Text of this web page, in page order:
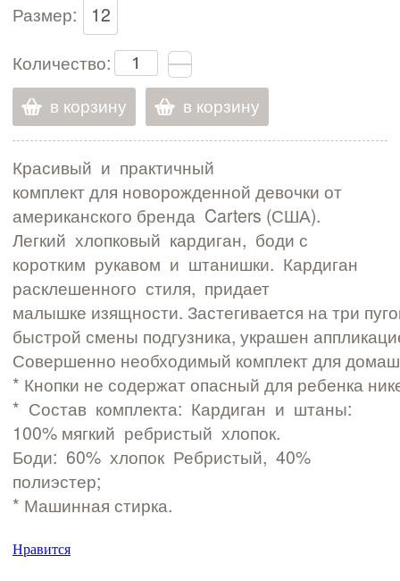
Размер:
12
Количество:
в корзину
в корзину
Красивый и практичный
комплект для новорожденной девочки от
американского бренда Carters (США).
Легкий хлопковый кардиган, боди с
коротким рукавом и штанишки. Кардиган
расклешенного стиля, придает
малышке изящности. Застегивается на три
быстрой смены подгузника, украшен
Совершенно необходимый комплект для
* Кнопки не содержат опасный для ребенка
* Состав комплекта: Кардиган и штаны:
100% мягкий ребристый хлопок.
Боди: 60% хлопок Ребристый, 40%
полиэстер;
* Машинная стирка.
Нравится